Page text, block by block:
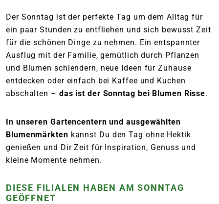
Der Sonntag ist der perfekte Tag um dem Alltag für
ein paar Stunden zu entfliehen und sich bewusst Zeit
für die schönen Dinge zu nehmen. Ein entspannter
Ausflug mit der Familie, gemütlich durch Pflanzen
und Blumen schlendern, neue Ideen für Zuhause
entdecken oder einfach bei Kaffee und Kuchen
abschalten – das ist der Sonntag bei Blumen Risse.
In unseren Gartencentern und ausgewählten
Blumenmärkten kannst Du den Tag ohne Hektik
genießen und Dir Zeit für Inspiration, Genuss und
kleine Momente nehmen.
DIESE FILIALEN HABEN AM SONNTAG
GEÖFFNET